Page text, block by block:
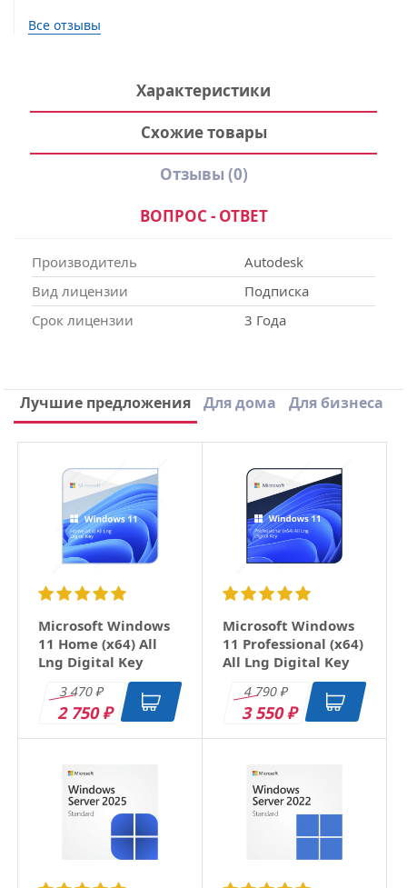
Все отзывы
Характеристики
Схожие товары
Отзывы (0)
ВОПРОС - ОТВЕТ
Производитель
Autodesk
Вид лицензии
Подписка
Срок лицензии
3 Года
Написать отзыв
×
Email
Заголовок
Оцените товар
Лучшие предложения Для дома Для бизнеса
Microsoft Windows
11 Home (x64) All
Lng Digital Key
3 470₽
2 750₽
Microsoft Windows
11 Professional (x64)
All Lng Digital Key
4 790₽
3 550₽